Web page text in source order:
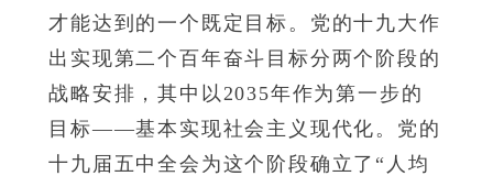
才能达到的一个既定目标。党的十九大作
出实现第二个百年奋斗目标分两个阶段的
战略安排，其中以2035年作为第一步的
目标——基本实现社会主义现代化。党的
十九届五中全会为这个阶段确立了“人均